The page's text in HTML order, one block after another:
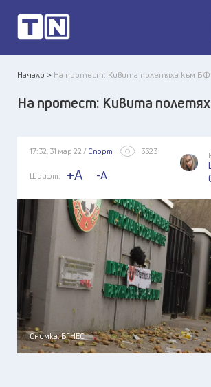
Начало > На протест: Кивита полетяха към
На протест: Кивита
17:32, 31 мар 22 / Спорт 3323
Шрифт: +A -A
Снимка: БГНЕС